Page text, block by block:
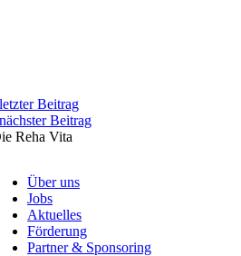
letzter Beitrag
nächster Beitrag
Reha Vita
Über uns
Jobs
Aktuelles
Förderung
Partner & Sponsoring